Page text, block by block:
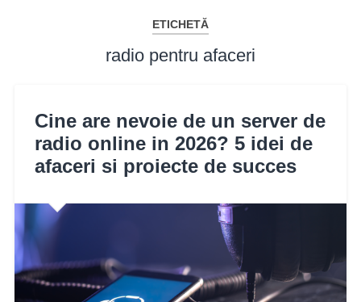
ETICHETĂ
radio pentru afaceri
Cine are nevoie de un server de
radio online in 2026? 5 idei de
afaceri si proiecte de succes